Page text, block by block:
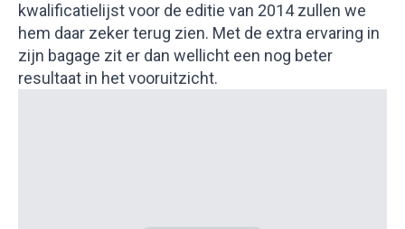
kwalificatielijst voor de editie van 2014 zullen we
hem daar zeker terug zien. Met de extra ervaring in
zijn bagage zit er dan wellicht een nog beter
resultaat in het vooruitzicht.